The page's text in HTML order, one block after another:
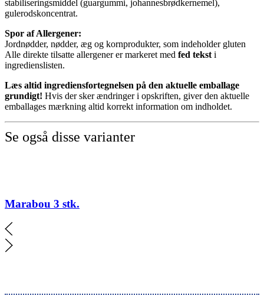
stabiliseringsmiddel (guargummi, johannesbrødkernemel),
gulerodskoncentrat.
Spor af Allergener:
Jordnødder, nødder, æg og kornprodukter, som indeholder gluten
Alle direkte tilsatte allergener er markeret med fed tekst i
ingredienslisten.
Læs altid ingrediensfortegnelsen på den aktuelle emballage
grundigt! Hvis der sker ændringer i opskriften, giver den aktuelle
emballages mærkning altid korrekt information om indholdet.
Marabou 3 stk.